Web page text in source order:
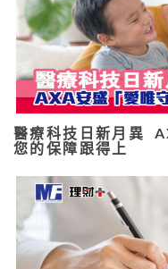
醫療科技日新月異
您的保障跟得上